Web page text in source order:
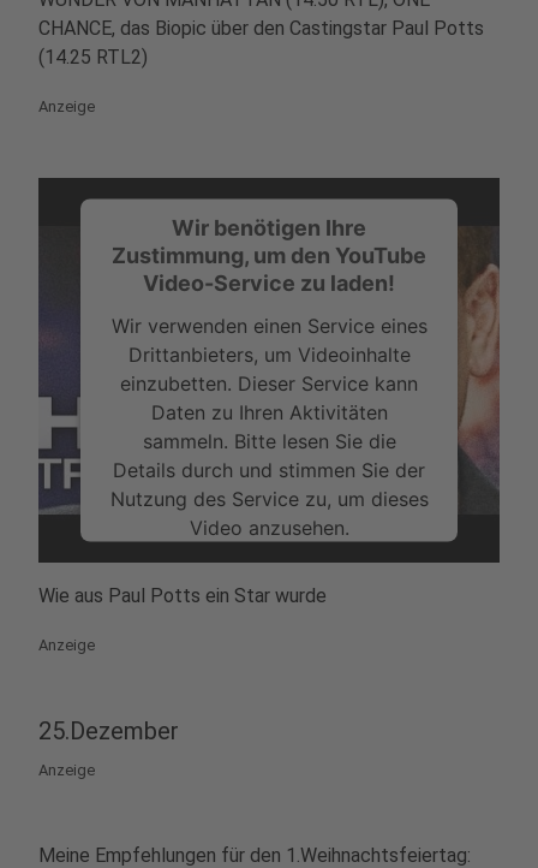
CHANCE, das Biopic über den Castingstar Paul Potts
(14.25 RTL2)
Anzeige
Wir benötigen Ihre
Zustimmung, um den YouTube
Video-Service zu laden!
Wir verwenden einen Service eines
Drittanbieters, um Videoinhalte
einzubetten. Dieser Service kann
Daten zu Ihren Aktivitäten
sammeln. Bitte lesen Sie die
Details durch und stimmen Sie der
Nutzung des Service zu, um dieses
Video anzusehen.
Wie aus Paul Potts ein Star wurde
Anzeige
25.Dezember
Anzeige
Meine Empfehlungen für den 1.Weihnachtsfeiertag: